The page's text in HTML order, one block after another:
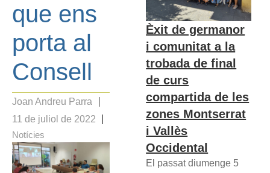
que ens
porta al
Consell
Joan Andreu Parra
11 de juliol de 2022
Notícies
Èxit de germanor
i comunitat a la
trobada de final
de curs
compartida de les
zones Montserrat
i Vallès
Occidental
El passat diumenge 5